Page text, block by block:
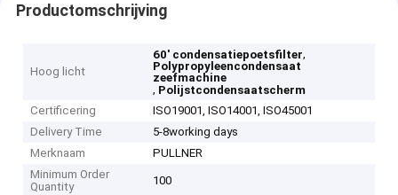
Productomschrijving
Hoog licht
60' condensatiepoetsfilter,
Polypropyleencondensaat
zeefmachine
, Polijstcondensaatscherm
Certificering
ISO19001, ISO14001, ISO45001
Delivery Time
5-8working days
Merknaam
PULLNER
Minimum Order
Quantity
100